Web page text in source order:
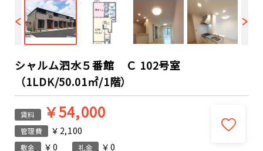
シャルム泗水５番館 Ｃ 102号室
（1LDK/50.01㎡/1階）
賃料 ￥54,000
管理費 ￥2,100
敷金 ￥0 礼金 ￥0